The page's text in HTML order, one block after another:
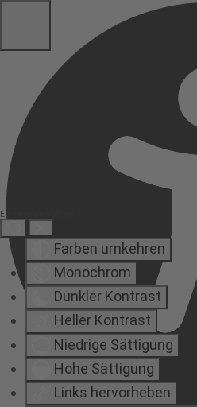
Eingabehilfen öffnen
Farben umkehren
Monochrom
Dunkler Kontrast
Heller Kontrast
Niedrige Sättigung
Hohe Sättigung
Links hervorheben